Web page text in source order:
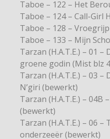
Taboe – 122 – Het
Taboe – 124 – Call-Girl
Taboe – 128 –
Taboe – 133 – Mijn
Tarzan (H.A.T.E.) – 01 –
groene godin (Mist blz
Tarzan (H.A.T.E.) – 03
N’giri (bewerkt)
Tarzan (H.A.T.E.) – 04B
(bewerkt)
Tarzan (H.A.T.E.) – 06
onderzeeër (bewerkt)